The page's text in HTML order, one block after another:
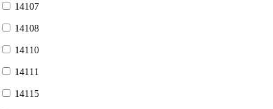
14107
14108
14110
14111
14115